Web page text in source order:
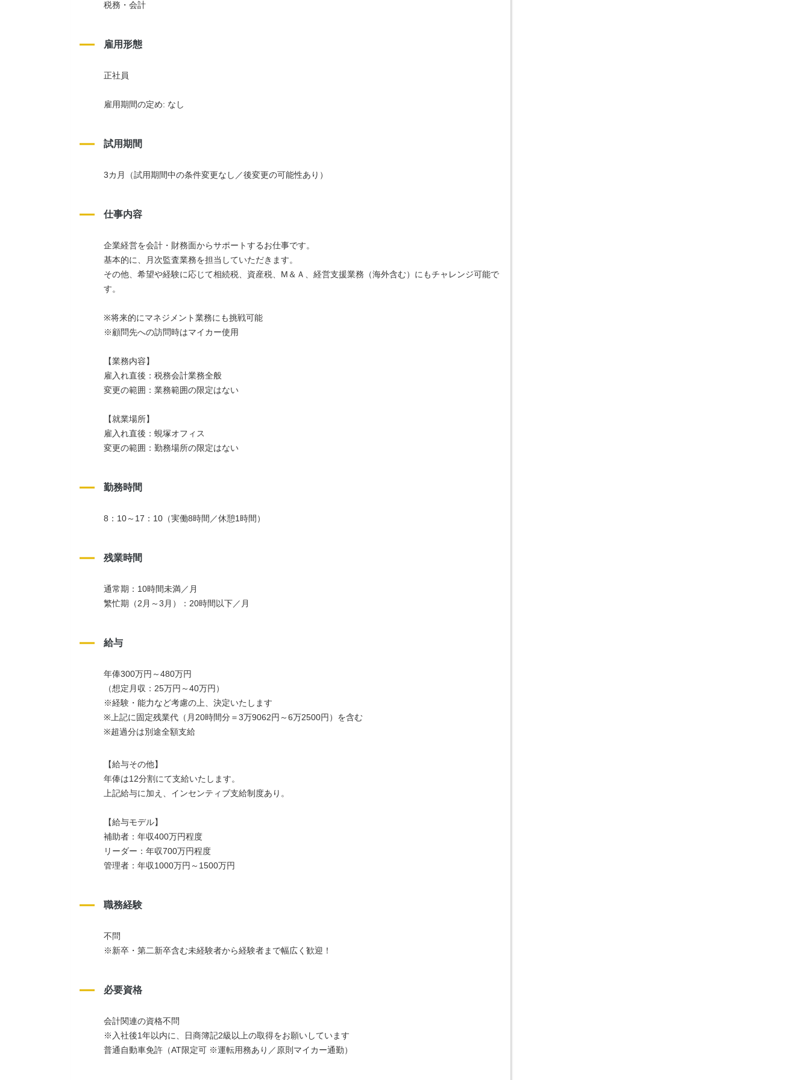
税務・会計
雇用形態
正社員
雇用期間の定め: なし
試用期間
3カ月（試用期間中の条件変更なし／後変更の可能性あり）
仕事内容
企業経営を会計・財務面からサポートするお仕事です。
基本的に、月次監査業務を担当していただきます。
その他、希望や経験に応じて相続税、資産税、M＆Ａ、経営支援業務（海外含む）にもチャレンジ可能で
す。
※将来的にマネジメント業務にも挑戦可能
※顧問先への訪問時はマイカー使用
【業務内容】
雇入れ直後：税務会計業務全般
変更の範囲：業務範囲の限定はない
【就業場所】
雇入れ直後：蜆塚オフィス
変更の範囲：勤務場所の限定はない
勤務時間
8：10～17：10（実働8時間／休憩1時間）
残業時間
通常期：10時間未満／月
繁忙期（2月～3月）：20時間以下／月
給与
年俸300万円～480万円
（想定月収：25万円～40万円）
※経験・能力など考慮の上、決定いたします
※上記に固定残業代（月20時間分＝3万9062円～6万2500円）を含む
※超過分は別途全額支給
【給与その他】
年俸は12分割にて支給いたします。
上記給与に加え、インセンティブ支給制度あり。
【給与モデル】
補助者：年収400万円程度
リーダー：年収700万円程度
管理者：年収1000万円～1500万円
職務経験
不問
※新卒・第二新卒含む未経験者から経験者まで幅広く歓迎！
必要資格
会計関連の資格不問
※入社後1年以内に、日商簿記2級以上の取得をお願いしています
普通自動車免許（AT限定可 ※運転用務あり／原則マイカー通勤）